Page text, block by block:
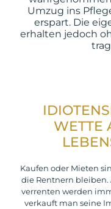
Umzug ins
erspart. Die
erhalten jedoch
WETTE
Kaufen oder Mieten
die Rentnern
verrenten werden
verkauft man seine